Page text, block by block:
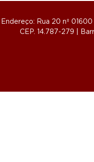
Endereço: Rua 20 nº
CEP. 14.787-279 |